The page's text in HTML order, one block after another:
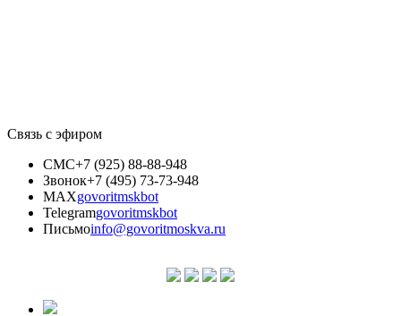
Связь с эфиром
СМС+7 (925) 88-88-948
Звонок+7 (495) 73-73-948
MAXgovoritmskbot
Telegramgovoritmskbot
Письмоinfo@govoritmoskva.ru